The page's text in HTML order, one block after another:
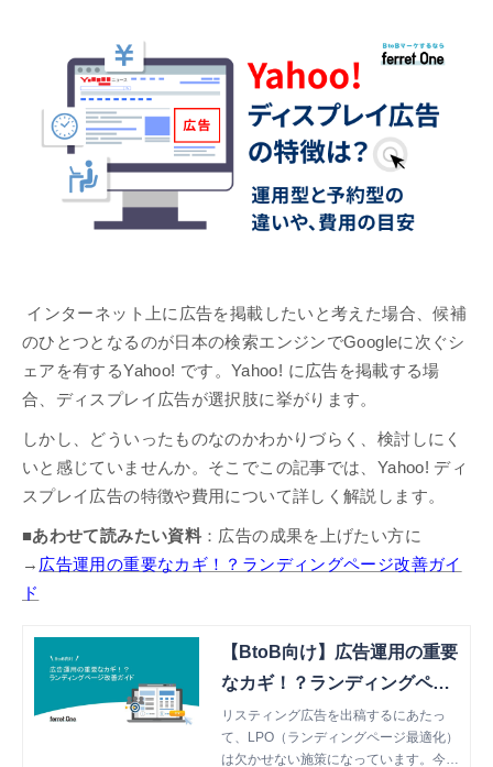
インターネット上に広告を掲載したいと考えた場合、候補
のひとつとなるのが日本の検索エンジンでGoogleに次ぐシ
ェアを有するYahoo! です。Yahoo! に広告を掲載する場
合、ディスプレイ広告が選択肢に挙がります。
しかし、どういったものなのかわかりづらく、検討しにく
いと感じていませんか。そこでこの記事では、Yahoo! ディ
スプレイ広告の特徴や費用について詳しく解説します。
■あわせて読みたい資料 ：広告の成果を上げたい方に
→ 広告運用の重要なカギ！？ランディングページ改善ガイ
ド
【BtoB向け】広告運用の重要
なカギ！？ランディングペー
ジ改善ガイド
リスティング広告を出稿するにあたっ
て、LPO（ランディングページ最適化）
は欠かせない施策になっています。今回